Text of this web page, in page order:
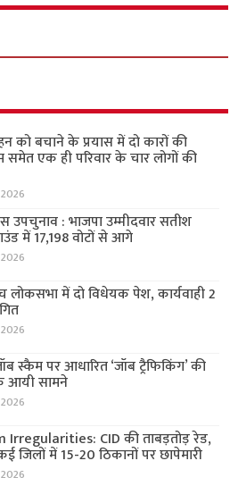
को बचाने के प्रयास में दो कारों की
समेत एक ही परिवार के चार लोगों की
उपचुनाव : भाजपा उम्मीदवार सतीश
में 17,198 वोटों से आगे
लोकसभा में दो विधेयक पेश, कार्यवाही 2
स्कैम पर आधारित ‘जॉब ट्रैफिकिंग’ की
आयी सामने
Irregularities: CID की ताबड़तोड़ रेड,
जिलों में 15-20 ठिकानों पर छापेमारी